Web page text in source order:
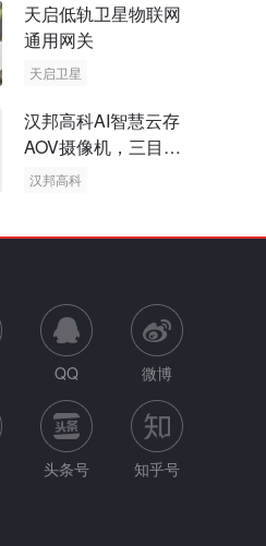
天启低轨卫星物联网
通用网关
天启卫星
汉邦高科AI智慧云存
AOV摄像机，三目太
阳能多摄球机
汉邦高科
QQ 微博
头条号 知乎号